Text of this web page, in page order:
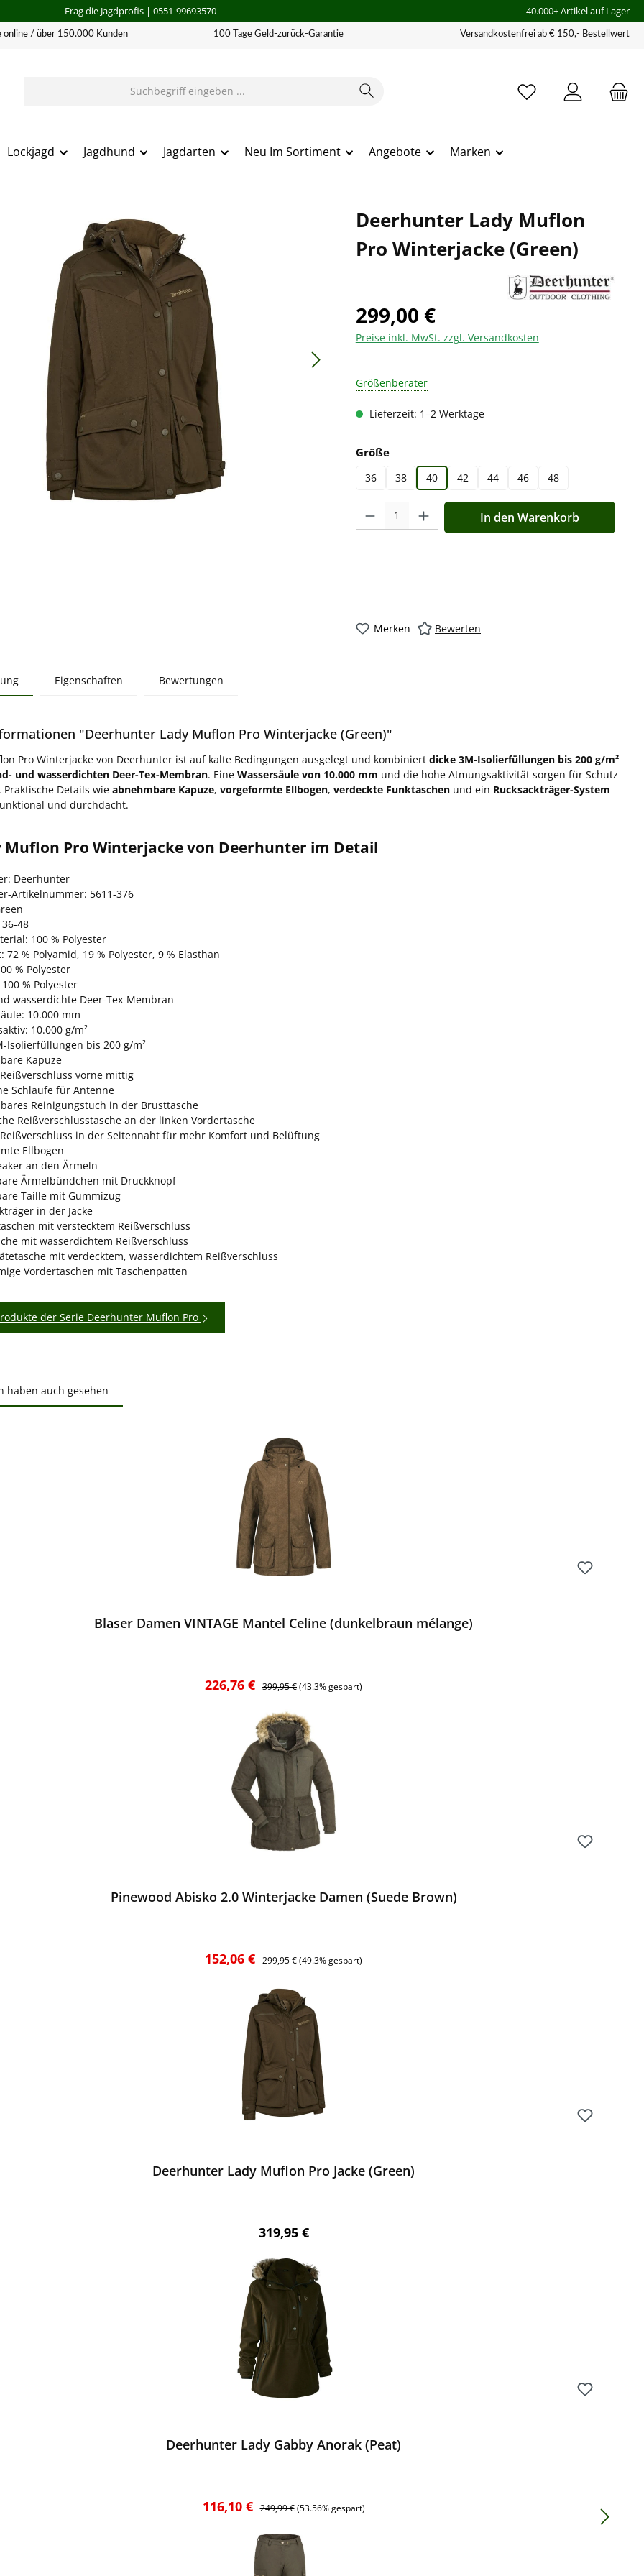
Frag die Jagdprofis| 0551-99693570 40.000+ Artikel auf Lager
online / über 150.000 Kunden 100 Tage Geld-zurück-Garantie Versandkostenfrei ab € 150,- Bestellwert
Lockjagd Jagdhund Jagdarten Neu Im Sortiment Angebote Marken
Deerhunter Lady Muflon
Pro Winterjacke (Green)
299,00 €
Preise inkl. MwSt. zzgl. Versandkosten
Größenberater
Lieferzeit: 1–2 Werktage
Größeauswählen
36 38 40 42 44 46 48
Produkt Anzahl: Gib den gewünschten Wert ein oder
In den Warenkorb
Merken Bewerten
Eigenschaften Bewertungen
"Deerhunter Lady Muflon Pro Winterjacke (Green)"
Pro Winterjacke von Deerhunter ist auf kalte Bedingungen ausgelegt und kombiniert dicke 3M-Isolierfüllungen bis 200 g/m²
und wasserdichten Deer-Tex-Membran. Eine Wassersäule von 10.000 mm und die hohe Atmungsaktivität sorgen für Schutz
Details wie abnehmbare Kapuze, vorgeformte Ellbogen, verdeckte Funktaschen und ein Rucksackträger-System
und durchdacht.
Muflon Pro Winterjacke von Deerhunter im Detail
Deerhunter
Artikelnummer: 5611-376
48
100 % Polyester
72 % Polyamid, 19 % Polyester, 9 % Elasthan
% Polyester
% Polyester
wasserdichte Deer-Tex-Membran
10.000 mm
10.000 g/m²
Isolierfüllungen bis 200 g/m²
Kapuze
vorne mittig
Schlaufe für Antenne
Reinigungstuch in der Brusttasche
Reißverschlusstasche an der linken Vordertasche
in der Seitennaht für mehr Komfort und Belüftung
Ellbogen
an den Ärmeln
Ärmelbündchen mit Druckknopf
Taille mit Gummizug
in der Jacke
mit verstecktem Reißverschluss
mit wasserdichtem Reißverschluss
mit verdecktem, wasserdichtem Reißverschluss
Vordertaschen mit Taschenpatten
der Serie Deerhunter Muflon Pro
haben auch gesehen
Blaser Damen VINTAGE Mantel Celine (dunkelbraun mélange)
Verkaufspreis:
226,76 € Regulärer Preis:
399,95 €(43.3% gespart)
Pinewood Abisko 2.0 Winterjacke Damen (Suede Brown)
Verkaufspreis:
152,06 € Regulärer Preis:
299,95 €(49.3% gespart)
Deerhunter Lady Muflon Pro Jacke (Green)
Regulärer Preis:
319,95 €
Deerhunter Lady Gabby Anorak (Peat)
Verkaufspreis:
116,10 € Regulärer Preis:
249,99 € (53.56% gespart)